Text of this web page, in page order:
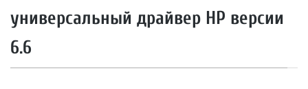
универсальный драйвер HP версии
6.6